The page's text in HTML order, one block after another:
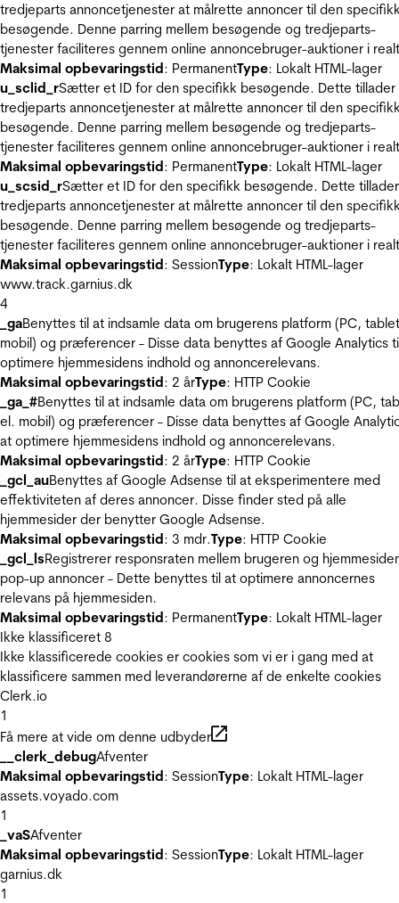
tredjeparts annoncetjenester at målrette annoncer til den
besøgende. Denne parring mellem besøgende og tredjeparts-
tjenester faciliteres gennem online annoncebruger-auktioner i
Maksimal opbevaringstid: PermanentType: Lokalt HTML-lager
u_sclid_rSætter et ID for den specifikk besøgende. Dette tillader
tredjeparts annoncetjenester at målrette annoncer til den
besøgende. Denne parring mellem besøgende og tredjeparts-
tjenester faciliteres gennem online annoncebruger-auktioner i
Maksimal opbevaringstid: PermanentType: Lokalt HTML-lager
u_scsid_rSætter et ID for den specifikk besøgende. Dette tillader
tredjeparts annoncetjenester at målrette annoncer til den
besøgende. Denne parring mellem besøgende og tredjeparts-
tjenester faciliteres gennem online annoncebruger-auktioner i
Maksimal opbevaringstid: SessionType: Lokalt HTML-lager
www.track.garnius.dk
4
_gaBenyttes til at indsamle data om brugerens platform (PC,
mobil) og præferencer - Disse data benyttes af Google Analytics
optimere hjemmesidens indhold og annoncerelevans.
Maksimal opbevaringstid: 2 årType: HTTP Cookie
_ga_#Benyttes til at indsamle data om brugerens platform (PC,
el. mobil) og præferencer - Disse data benyttes af Google
at optimere hjemmesidens indhold og annoncerelevans.
Maksimal opbevaringstid: 2 årType: HTTP Cookie
_gcl_auBenyttes af Google Adsense til at eksperimentere med
effektiviteten af deres annoncer. Disse finder sted på alle
hjemmesider der benytter Google Adsense.
Maksimal opbevaringstid: 3 mdr.Type: HTTP Cookie
_gcl_lsRegistrerer responsraten mellem brugeren og
pop-up annoncer - Dette benyttes til at optimere annoncernes
relevans på hjemmesiden.
Maksimal opbevaringstid: PermanentType: Lokalt HTML-lager
Ikke klassificeret 8
Ikke klassificerede cookies er cookies som vi er i gang med at
klassificere sammen med leverandørerne af de enkelte cookies
Clerk.io
1
Få mere at vide om denne udbyder
__clerk_debugAfventer
Maksimal opbevaringstid: SessionType: Lokalt HTML-lager
assets.voyado.com
1
_vaSAfventer
Maksimal opbevaringstid: SessionType: Lokalt HTML-lager
garnius.dk
1